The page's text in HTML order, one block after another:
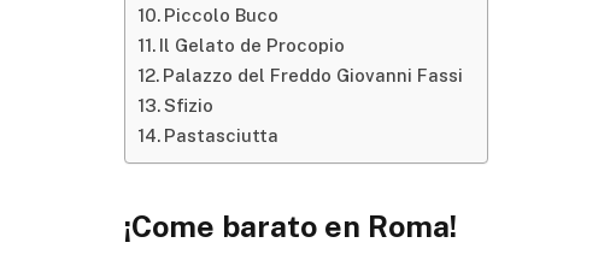
Piccolo Buco
Il Gelato de Procopio
Palazzo del Freddo Giovanni Fassi
Sfizio
Pastasciutta
¡Come barato en Roma!